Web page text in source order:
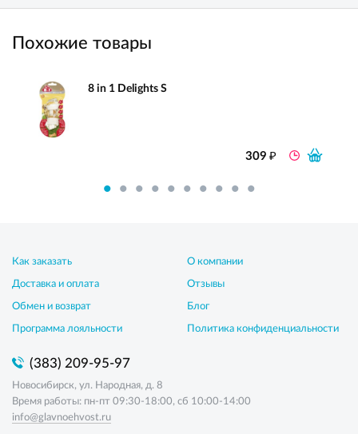
Похожие товары
8 in 1 Delights S
309₽
Как заказать
Доставка и оплата
Обмен и возврат
Программа лояльности
О компании
Отзывы
Блог
Политика конфиденциальности
(383) 209-95-97
Новосибирск, ул. Народная, д. 8
Время работы: пн-пт 09:30-18:00, сб 10:00-14:00
info@glavnoehvost.ru